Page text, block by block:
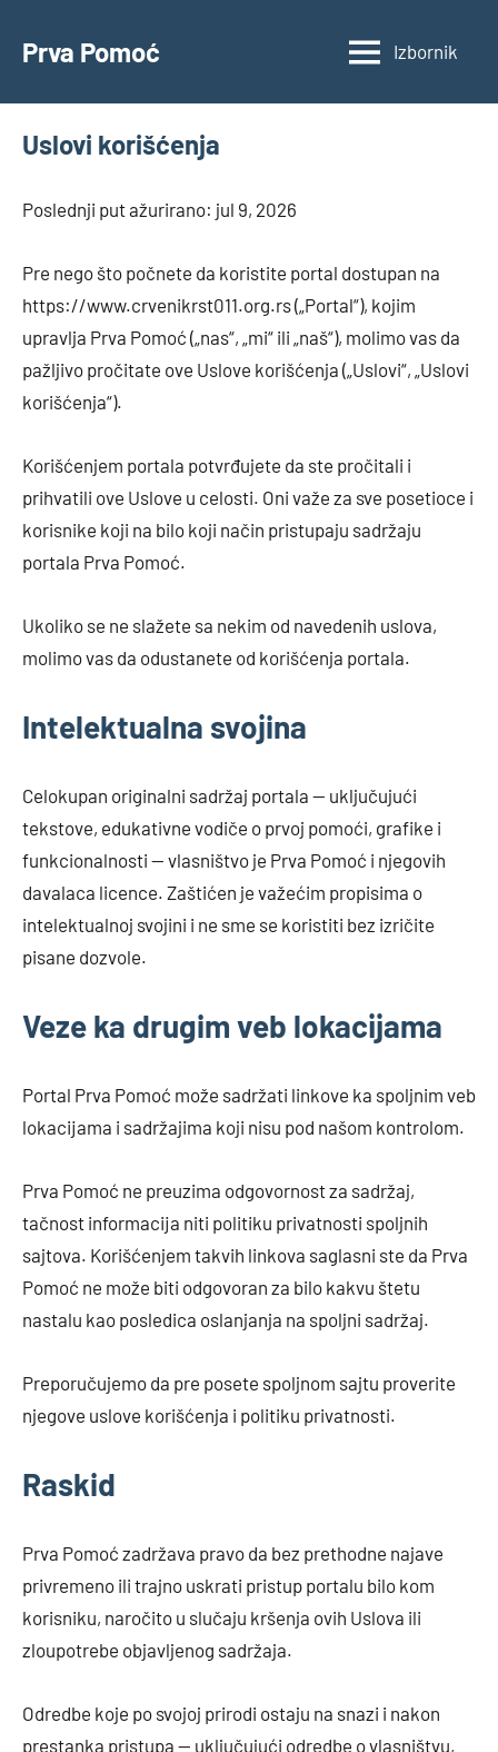
Prva Pomoć
Smernice
situacije
Izbornik
Uslovi korišćenja
Poslednji put ažurirano: jul 9, 2026
Pre nego što počnete da koristite portal dostupan na
https://www.crvenikrst011.org.rs („Portal“), kojim
upravlja Prva Pomoć („nas“, „mi“ ili „naš“), molimo vas da
pažljivo pročitate ove Uslove korišćenja („Uslovi“, „Uslovi
korišćenja“).
Korišćenjem portala potvrđujete da ste pročitali i
prihvatili ove Uslove u celosti. Oni važe za sve posetioce i
korisnike koji na bilo koji način pristupaju sadržaju
portala Prva Pomoć.
Ukoliko se ne slažete sa nekim od navedenih uslova,
molimo vas da odustanete od korišćenja portala.
Intelektualna svojina
Celokupan originalni sadržaj portala — uključujući
tekstove, edukativne vodiče o prvoj pomoći, grafike i
funkcionalnosti — vlasništvo je Prva Pomoć i njegovih
davalaca licence. Zaštićen je važećim propisima o
intelektualnoj svojini i ne sme se koristiti bez izričite
pisane dozvole.
Veze ka drugim veb lokacijama
Portal Prva Pomoć može sadržati linkove ka spoljnim veb
lokacijama i sadržajima koji nisu pod našom kontrolom.
Prva Pomoć ne preuzima odgovornost za sadržaj,
tačnost informacija niti politiku privatnosti spoljnih
sajtova. Korišćenjem takvih linkova saglasni ste da Prva
Pomoć ne može biti odgovoran za bilo kakvu štetu
nastalu kao posledica oslanjanja na spoljni sadržaj.
Preporučujemo da pre posete spoljnom sajtu proverite
njegove uslove korišćenja i politiku privatnosti.
Raskid
Prva Pomoć zadržava pravo da bez prethodne najave
privremeno ili trajno uskrati pristup portalu bilo kom
korisniku, naročito u slučaju kršenja ovih Uslova ili
zloupotrebe objavljenog sadržaja.
Odredbe koje po svojoj prirodi ostaju na snazi i nakon
prestanka pristupa — uključujući odredbe o vlasništvu,